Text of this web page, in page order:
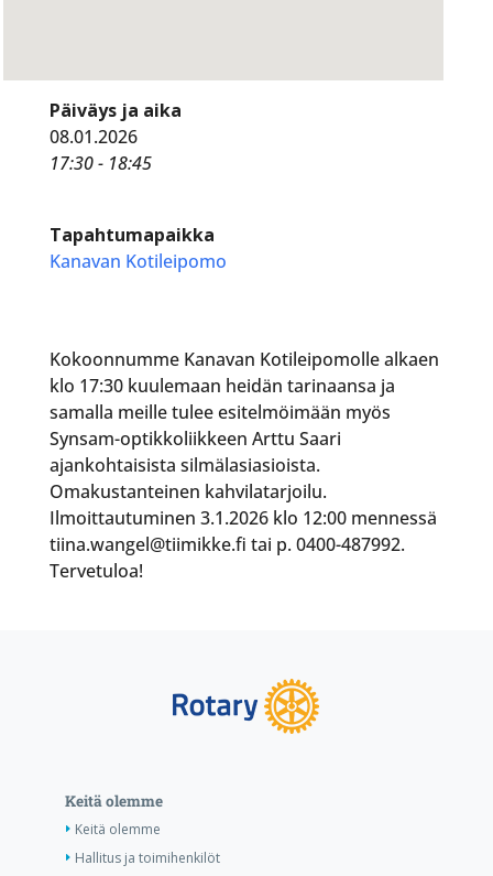
Päiväys ja aika
08.01.2026
17:30 - 18:45
Tapahtumapaikka
Kanavan Kotileipomo
Kokoonnumme Kanavan Kotileipomolle alkaen
klo 17:30 kuulemaan heidän tarinaansa ja
samalla meille tulee esitelmöimään myös
Synsam-optikkoliikkeen Arttu Saari
ajankohtaisista silmälasiasioista.
Omakustanteinen kahvilatarjoilu.
Ilmoittautuminen 3.1.2026 klo 12:00 mennessä
tiina.wangel@tiimikke.fi tai p. 0400-487992.
Tervetuloa!
Keitä olemme
Keitä olemme
Hallitus ja toimihenkilöt